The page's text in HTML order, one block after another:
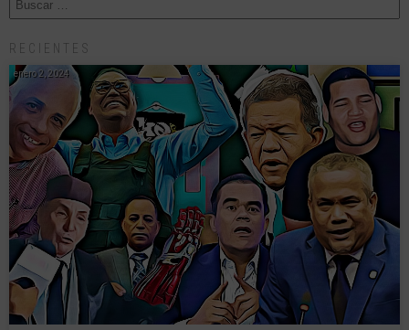
RECIENTES
enero 2, 2024